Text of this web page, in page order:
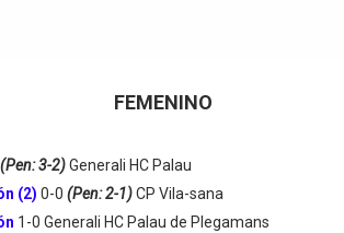
FEMENINO
(Pen: 3-2)Generali HC Palau
(2) 0-0 (Pen: 2-1)CP Vila-sana
1-0 Generali HC Palau de Plegamans